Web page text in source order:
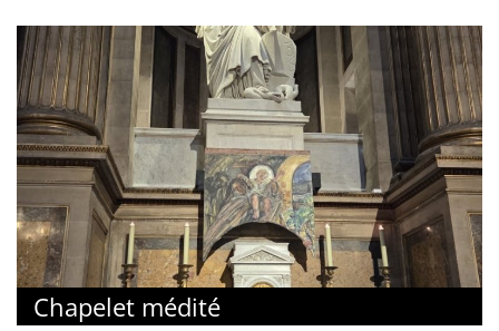
Chapelet médité